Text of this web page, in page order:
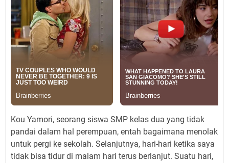
Kou Yamori, seorang siswa SMP kelas dua yang tidak
pandai dalam hal perempuan, entah bagaimana menolak
untuk pergi ke sekolah. Selanjutnya, hari-hari ketika saya
tidak bisa tidur di malam hari terus berlanjut. Suatu hari,